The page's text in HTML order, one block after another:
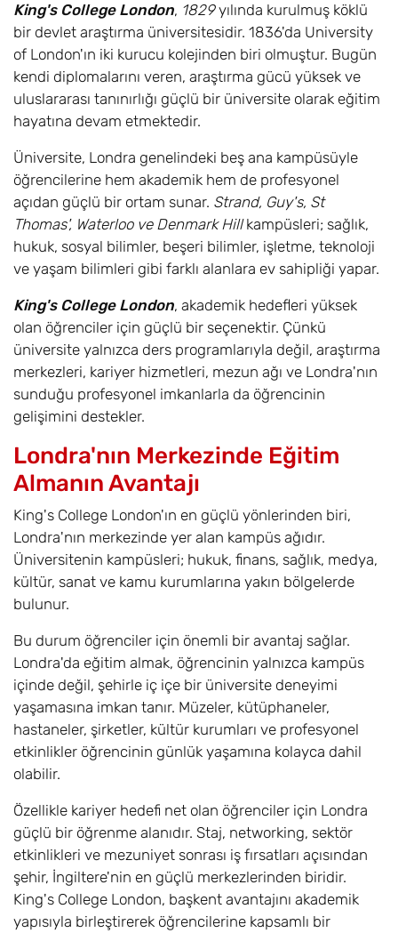
King's College London, 1829yılında kurulmuş köklü
bir devlet araştırma üniversitesidir. 1836'da University
of London'ın iki kurucu kolejinden biri olmuştur. Bugün
kendi diplomalarını veren, araştırma gücü yüksek ve
uluslararası tanınırlığı güçlü bir üniversite olarak eğitim
hayatına devam etmektedir.
Üniversite, Londra genelindeki beş ana kampüsüyle
öğrencilerine hem akademik hem de profesyonel
açıdan güçlü bir ortam sunar. Strand, Guy's, St
Thomas', Waterloo ve Denmark Hillkampüsleri; sağlık,
hukuk, sosyal bilimler, beşeri bilimler, işletme, teknoloji
ve yaşam bilimleri gibi farklı alanlara ev sahipliği yapar.
King's College London, akademik hedefleri yüksek
olan öğrenciler için güçlü bir seçenektir. Çünkü
üniversite yalnızca ders programlarıyla değil, araştırma
merkezleri, kariyer hizmetleri, mezun ağı ve Londra'nın
sunduğu profesyonel imkanlarla da öğrencinin
gelişimini destekler.
Londra'nın Merkezinde Eğitim
Almanın Avantajı
King's College London'ın en güçlü yönlerinden biri,
Londra'nın merkezinde yer alan kampüs ağıdır.
Üniversitenin kampüsleri; hukuk, finans, sağlık, medya,
kültür, sanat ve kamu kurumlarına yakın bölgelerde
bulunur.
Bu durum öğrenciler için önemli bir avantaj sağlar.
Londra'da eğitim almak, öğrencinin yalnızca kampüs
içinde değil, şehirle iç içe bir üniversite deneyimi
yaşamasına imkan tanır. Müzeler, kütüphaneler,
hastaneler, şirketler, kültür kurumları ve profesyonel
etkinlikler öğrencinin günlük yaşamına kolayca dahil
olabilir.
Özellikle kariyer hedefi net olan öğrenciler için Londra
güçlü bir öğrenme alanıdır. Staj, networking, sektör
etkinlikleri ve mezuniyet sonrası iş fırsatları açısından
şehir, İngiltere'nin en güçlü merkezlerinden biridir.
King's College London, başkent avantajını akademik
yapısıyla birleştirerek öğrencilerine kapsamlı bir